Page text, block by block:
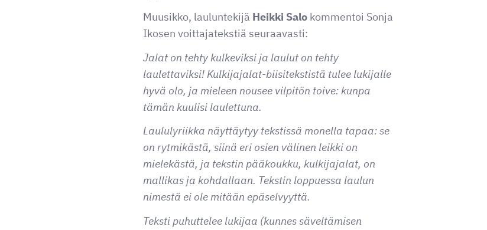
Muusikko, lauluntekijä Heikki Salo kommentoi Sonja
Ikosen voittajatekstiä seuraavasti:
Jalat on tehty kulkeviksi ja laulut on tehty
laulettaviksi! Kulkijajalat-biisitekstistä tulee lukijalle
hyvä olo, ja mieleen nousee vilpitön toive: kunpa
tämän kuulisi laulettuna.
Laululyriikka näyttäytyy tekstissä monella tapaa: se
on rytmikästä, siinä eri osien välinen leikki on
mielekästä, ja tekstin pääkoukku, kulkijajalat, on
mallikas ja kohdallaan. Tekstin loppuessa laulun
nimestä ei ole mitään epäselvyyttä.
Teksti puhuttelee lukijaa (kunnes säveltämisen